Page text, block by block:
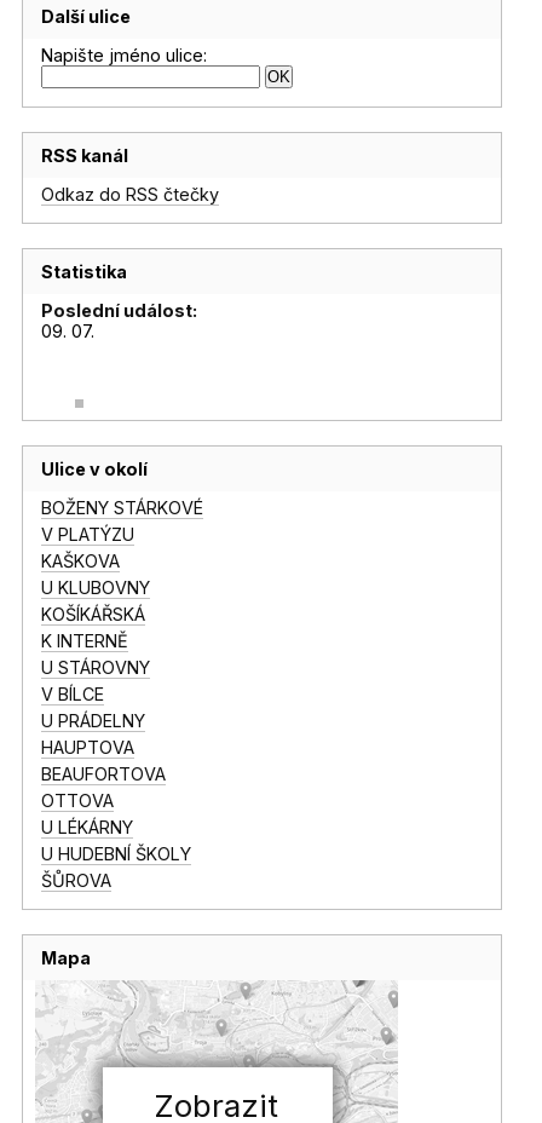
Další ulice
Napište jméno ulice:
RSS kanál
Odkaz do RSS čtečky
Statistika
Poslední událost:
09. 07.
Ulice v okolí
BOŽENY STÁRKOVÉ
V PLATÝZU
KAŠKOVA
U KLUBOVNY
KOŠÍKÁŘSKÁ
K INTERNĚ
U STÁROVNY
V BÍLCE
U PRÁDELNY
HAUPTOVA
BEAUFORTOVA
OTTOVA
U LÉKÁRNY
U HUDEBNÍ ŠKOLY
ŠŮROVA
Mapa
Zobrazit